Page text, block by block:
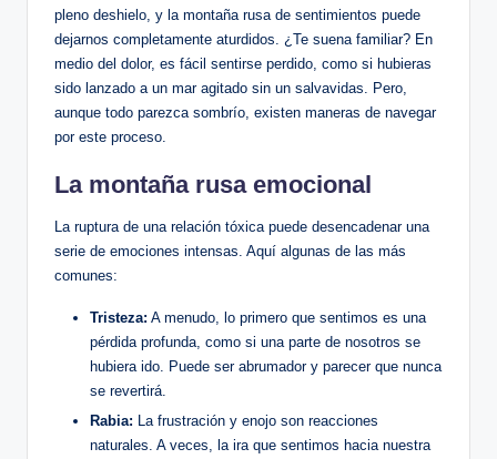
pleno deshielo, y la montaña rusa de sentimientos puede
dejarnos completamente aturdidos. ¿Te suena familiar? En
medio del dolor, es fácil sentirse perdido, como si hubieras
sido lanzado a un mar agitado sin un salvavidas. Pero,
aunque todo parezca sombrío, existen maneras de navegar
por este proceso.
La montaña rusa emocional
La ruptura de una relación tóxica puede desencadenar una
serie de emociones intensas. Aquí algunas de las más
comunes:
Tristeza: A menudo, lo primero que sentimos es una
pérdida profunda, como si una parte de nosotros se
hubiera ido. Puede ser abrumador y parecer que nunca
se revertirá.
Rabia: La frustración y enojo son reacciones
naturales. A veces, la ira que sentimos hacia nuestra